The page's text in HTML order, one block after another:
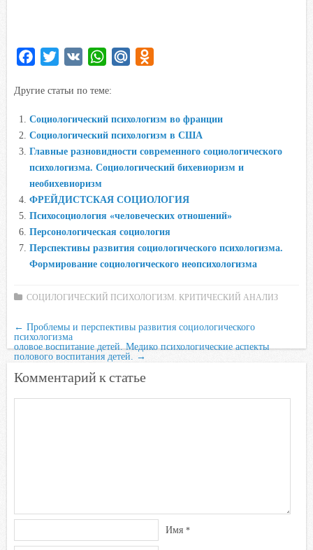
c
b
o
o
k
i
e
r
W
a
s
A
p
R
u
l
a
s
n
i
Другие статьи по теме:
Социологический психологизм во франции
Социологический психологизм в США
Главные разновидности современного социологического
психологизма. Cоциологический бихевиоризм и
необихевиоризм
ФРЕЙДИСТСКАЯ СОЦИОЛОГИЯ
Психосоциология «человеческих отношений»
Персонологическая социология
Перспективы развития социологического психологизма.
Формирование социологического неопсихологизма
СОЦИЛОГИЧЕСКИЙ ПСИХОЛОГИЗМ. КРИТИЧЕСКИЙ АНАЛИЗ
← Проблемы и перспективы развития социологического
психологизма
оловое воспитание детей. Медико психологические аспекты
полового воспитания детей.
→
Комментарий к статье
Имя *